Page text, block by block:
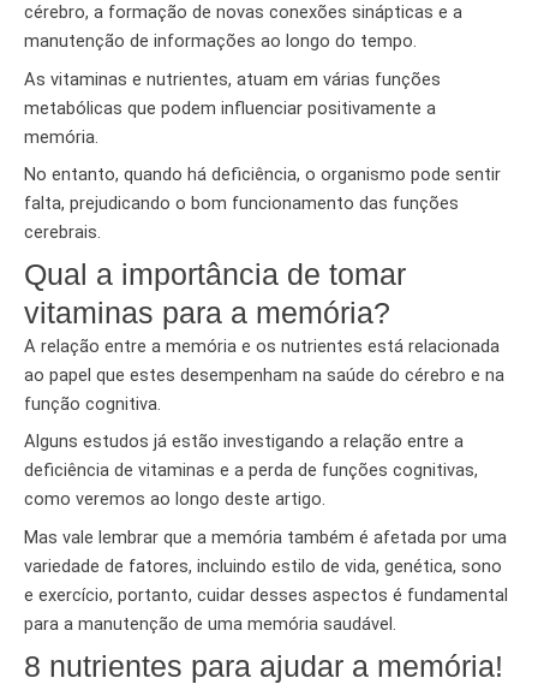
cérebro, a formação de novas conexões sinápticas e a
manutenção de informações ao longo do tempo.
As vitaminas e nutrientes, atuam em várias funções
metabólicas que podem influenciar positivamente a
memória.
No entanto, quando há deficiência, o organismo pode sentir
falta, prejudicando o bom funcionamento das funções
cerebrais.
Qual a importância de tomar
vitaminas para a memória?
A relação entre a memória e os nutrientes está relacionada
ao papel que estes desempenham na saúde do cérebro e na
função cognitiva.
Alguns estudos já estão investigando a relação entre a
deficiência de vitaminas e a perda de funções cognitivas,
como veremos ao longo deste artigo.
Mas vale lembrar que a memória também é afetada por uma
variedade de fatores, incluindo estilo de vida, genética, sono
e exercício, portanto, cuidar desses aspectos é fundamental
para a manutenção de uma memória saudável.
8 nutrientes para ajudar a memória!